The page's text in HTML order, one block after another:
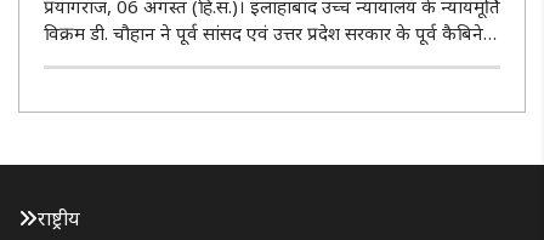
किया अलग
प्रयागराज, 06 अगस्त (हि.स.)। इलाहाबाद उच्च न्यायालय के न्यायमूर्ति
विक्रम डी. चौहान ने पूर्व सांसद एवं उत्तर प्रदेश सरकार के पूर्व कैबिनेट
मंत्री मोहम्मद आज़म खान तथा पूर्व विधायक मोहम्मद अब्दुल्ला आज़म
राष्ट्रीय